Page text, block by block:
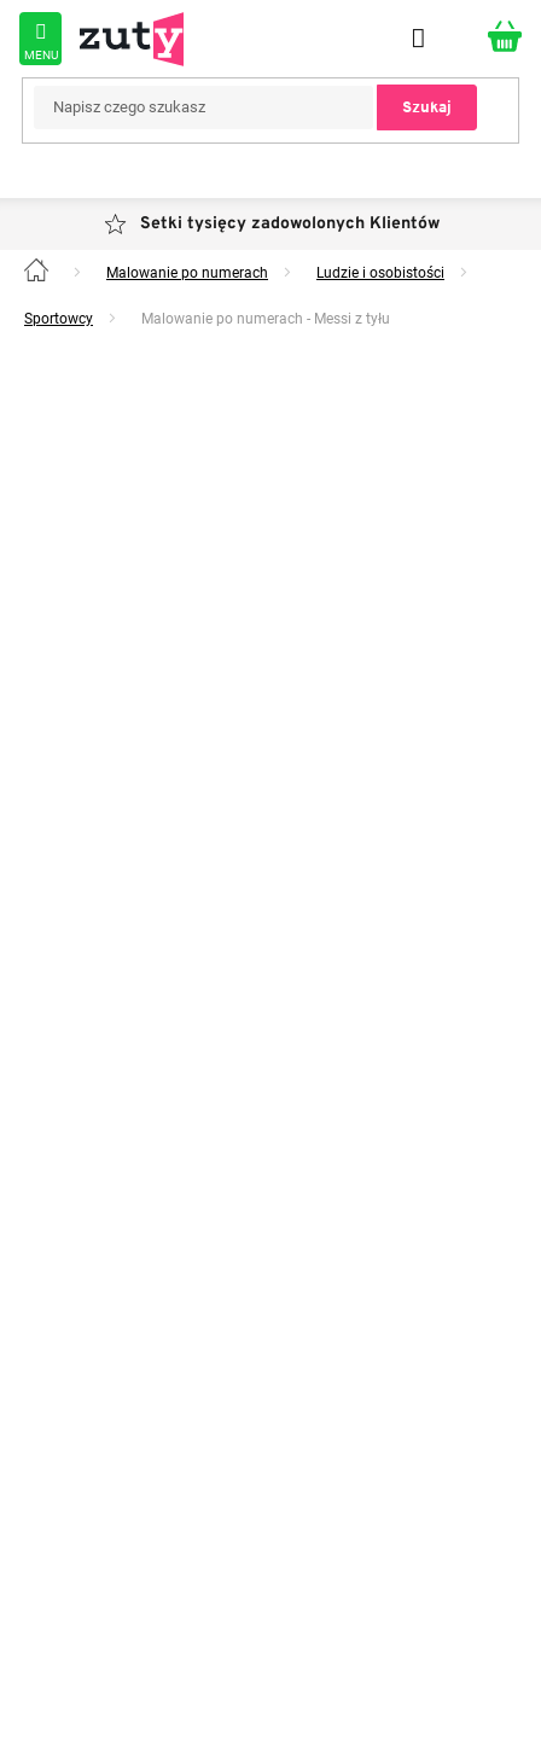
Przejść
treści
Szukaj
Setki tysięcy zadowolonych Klientów
Home Malowanie po numerach Ludzie i osobistości
Sportowcy Malowanie po numerach - Messi z tyłu